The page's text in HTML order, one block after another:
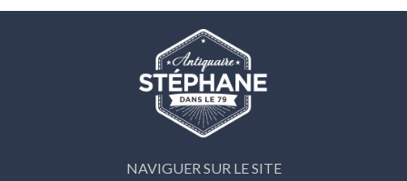
NAVIGUER SUR LE SITE